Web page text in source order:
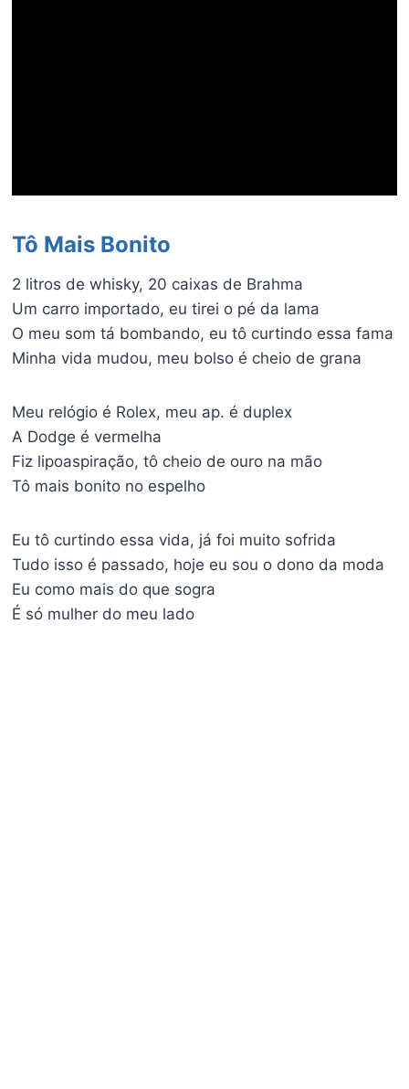
Tô Mais Bonito
2 litros de whisky, 20 caixas de Brahma
Um carro importado, eu tirei o pé da lama
O meu som tá bombando, eu tô curtindo essa fama
Minha vida mudou, meu bolso é cheio de grana
Meu relógio é Rolex, meu ap. é duplex
A Dodge é vermelha
Fiz lipoaspiração, tô cheio de ouro na mão
Tô mais bonito no espelho
Eu tô curtindo essa vida, já foi muito sofrida
Tudo isso é passado, hoje eu sou o dono da moda
Eu como mais do que sogra
É só mulher do meu lado